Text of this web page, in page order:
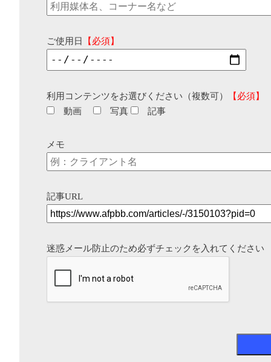
ご使用日 【必須】
利用コンテンツをお選びください（複数可）
【必須】
動画
写真 記事
メモ
記事URL
迷惑メール防止のため必ずチェックを入れてください